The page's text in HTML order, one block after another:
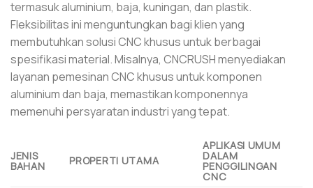
termasuk aluminium, baja, kuningan, dan plastik.
Fleksibilitas ini menguntungkan bagi klien yang
membutuhkan solusi CNC khusus untuk berbagai
spesifikasi material. Misalnya, CNCRUSH menyediakan
layanan pemesinan CNC khusus untuk komponen
aluminium dan baja, memastikan komponennya
memenuhi persyaratan industri yang tepat.
JENIS
BAHAN PROPERTI UTAMA
APLIKASI UMUM
DALAM
PENGGILINGAN
CNC